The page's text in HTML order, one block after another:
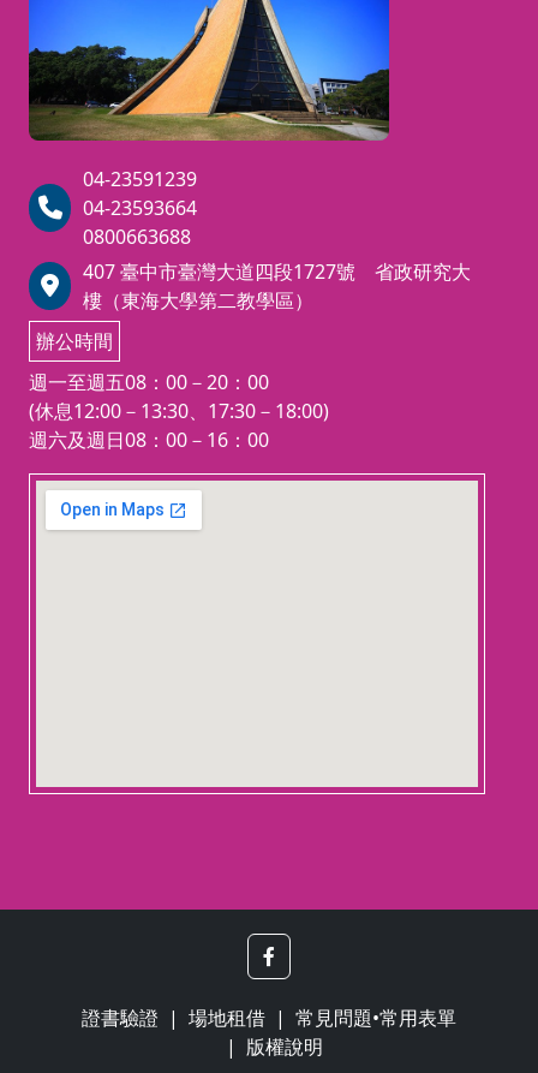
若有特殊身體狀況，請先諮詢合格
醫師建議再報名
20分鐘體驗馬兒漫步、快步
馬匹知識解說
馬背動作練習等
*上課請提前10分鐘到場著裝（安
全帽）、填寫上課資料
直接扣除該堂課，並取消當天上課
04-23591239
04-23593664
0800663688
407 臺中市臺灣大道四段1727號 省政研究大
樓（東海大學第二教學區）
辦公時間
週一至週五08：00－20：00
(休息12:00－13:30、17:30－18:00)
週六及週日08：00－16：00
123 movies
embedgooglemap.net
證書驗證 場地租借
常見問題•常用表單
版權說明